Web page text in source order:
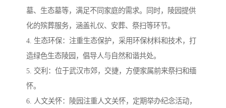
墓、生态墓等，满足不同家庭的需求。同时，陵园提供
化的殡葬服务，涵盖礼仪、安葬、祭扫等环节。
4. 生态环保：注重生态保护，采用环保材料和技术，打
造绿色生态陵园，倡导人与自然和谐共处。
5. 交利：位于武汉市郊，交捷，方便家属前来祭扫和缅
怀。
6. 人文关怀：陵园注重人文关怀，定期举办纪念活动，